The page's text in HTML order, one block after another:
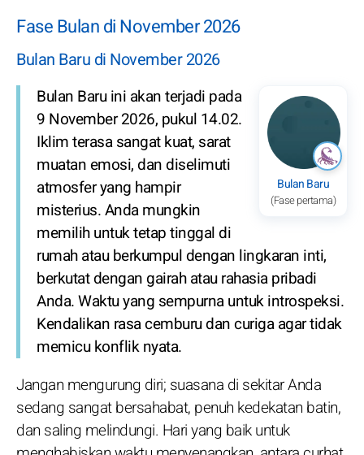
Fase Bulan di November 2026
Bulan Baru di November 2026
Bulan Baru
(Fase pertama)
Bulan Baru ini akan terjadi pada
9 November 2026, pukul 14.02.
Iklim terasa sangat kuat, sarat
muatan emosi, dan diselimuti
atmosfer yang hampir
misterius. Anda mungkin
memilih untuk tetap tinggal di
rumah atau berkumpul dengan lingkaran inti,
berkutat dengan gairah atau rahasia pribadi
Anda. Waktu yang sempurna untuk introspeksi.
Kendalikan rasa cemburu dan curiga agar tidak
memicu konflik nyata.
Jangan mengurung diri; suasana di sekitar Anda
sedang sangat bersahabat, penuh kedekatan batin,
dan saling melindungi. Hari yang baik untuk